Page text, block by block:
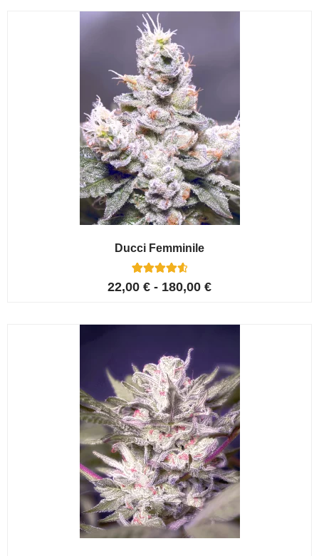
recensioni
Ducci Femminile
Valutato
4.67
6
recensioni
22,00 € - 180,00 €